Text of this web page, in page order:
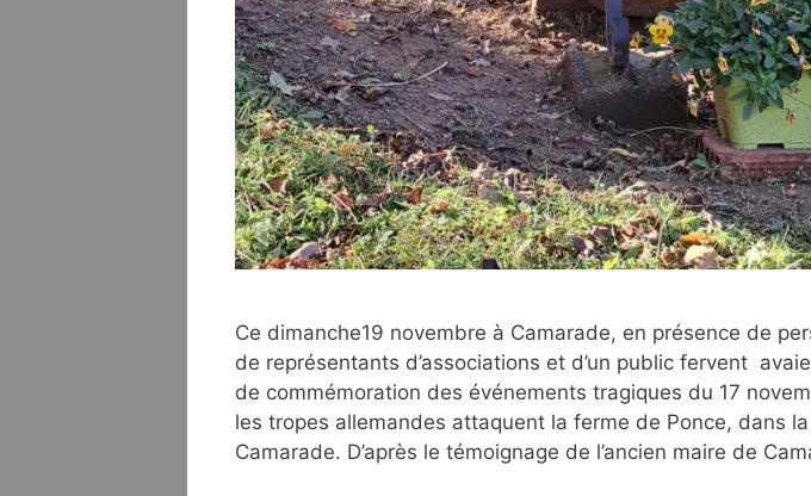
Ce dimanche19 novembre à Camarade, en présence de
de représentants d’associations et d’un public fervent
de commémoration des événements tragiques du 17
les tropes allemandes attaquent la ferme de Ponce, dans
Camarade. D’après le témoignage de l’ancien maire de